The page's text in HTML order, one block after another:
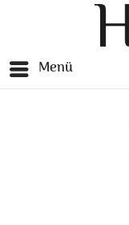
Menü